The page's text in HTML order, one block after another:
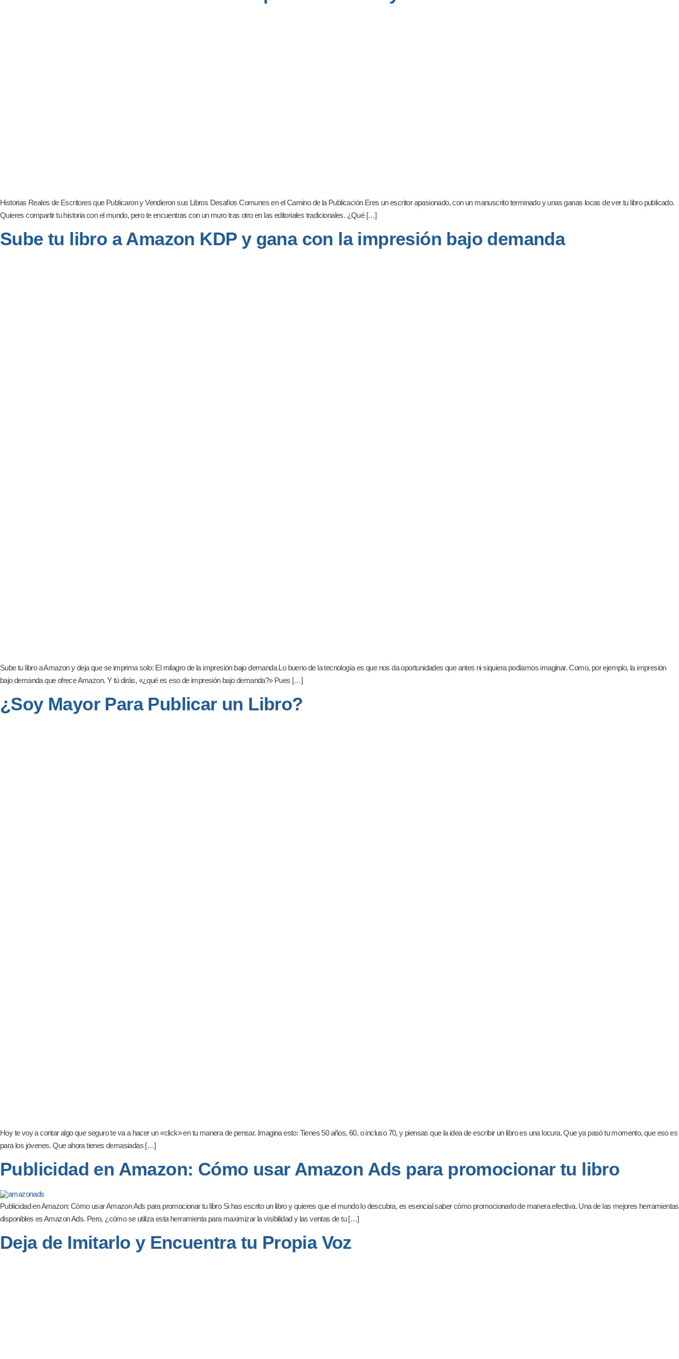
Historias Reales de Escritores que Publicaron y Vendieron sus Libros Desafíos Comunes en el Camino de la Publicación Eres un escritor apasionado, con un manuscrito terminado y unas ganas locas de ver tu libro publicado.
Quieres compartir tu historia con el mundo, pero te encuentras con un muro tras otro en las editoriales tradicionales. ¿Qué […]
Sube tu libro a Amazon KDP y gana con la impresión bajo demanda
Sube tu libro a Amazon y deja que se imprima solo: El milagro de la impresión bajo demanda Lo bueno de la tecnología es que nos da oportunidades que antes ni siquiera podíamos imaginar. Como, por ejemplo, la impresión
bajo demanda que ofrece Amazon. Y tú dirás, «¿qué es eso de impresión bajo demanda?» Pues […]
¿Soy Mayor Para Publicar un Libro?
Hoy te voy a contar algo que seguro te va a hacer un «click» en tu manera de pensar. Imagina esto: Tienes 50 años, 60, o incluso 70, y piensas que la idea de escribir un libro es una locura. Que ya pasó tu momento, que eso es
para los jóvenes. Que ahora tienes demasiadas […]
Publicidad en Amazon: Cómo usar Amazon Ads para promocionar tu libro
Publicidad en Amazon: Cómo usar Amazon Ads para promocionar tu libro Si has escrito un libro y quieres que el mundo lo descubra, es esencial saber cómo promocionarlo de manera efectiva. Una de las mejores herramientas
disponibles es Amazon Ads. Pero, ¿cómo se utiliza esta herramienta para maximizar la visibilidad y las ventas de tu […]
Deja de Imitarlo y Encuentra tu Propia Voz